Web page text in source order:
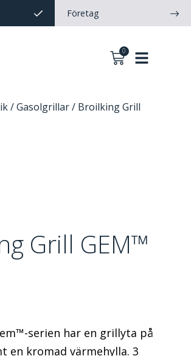
Företag
0
/Gasolgrillar/ Broilking Grill
Grill GEM™
serien har en grillyta på
en kromad värmehylla. 3